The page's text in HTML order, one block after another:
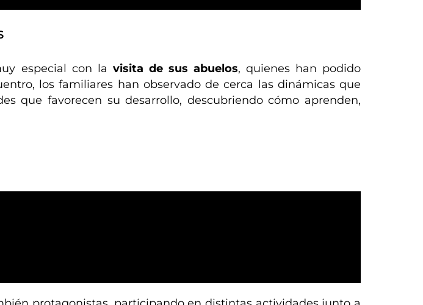
especial con la visita de sus abuelos, quienes han podido
los familiares han observado de cerca las dinámicas que
que favorecen su desarrollo, descubriendo cómo aprenden,